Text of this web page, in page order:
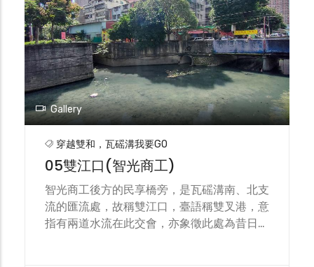
Gallery
穿越雙和，瓦磘溝我要GO
05雙江口(智光商工)
智光商工後方的民享橋旁，是瓦磘溝南、北支
流的匯流處，故稱雙江口，臺語稱雙叉港，意
指有兩道水流在此交會，亦象徵此處為昔日水